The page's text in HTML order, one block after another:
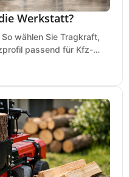
Werkstatt?
wählen Sie Tragkraft,
passend für Kfz-